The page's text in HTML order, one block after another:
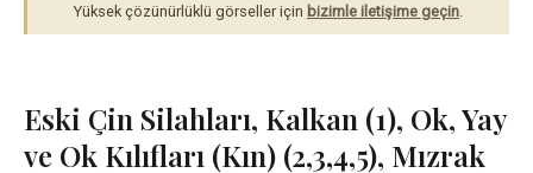
Yüksek çözünürlüklü görseller için bizimle iletişime geçin
Eski Çin Silahları, Kalkan (1), Ok, Yay
ve Ok Kılıfları (Kın) (2,3,4,5), Mızrak